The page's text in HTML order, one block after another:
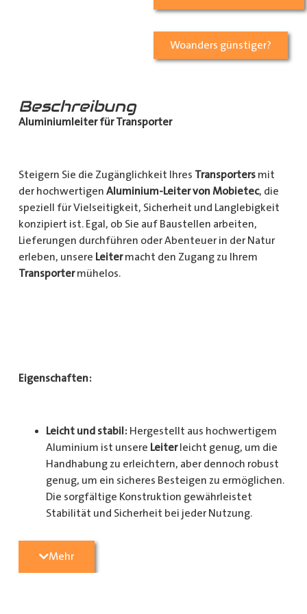
Woanders günstiger?
Beschreibung
Aluminiumleiter für Transporter
Steigern Sie die Zugänglichkeit Ihres Transportersmit
der hochwertigen Aluminium-Leiter von Mobietec, die
speziell für Vielseitigkeit, Sicherheit und Langlebigkeit
konzipiert ist. Egal, ob Sie auf Baustellen arbeiten,
Lieferungen durchführen oder Abenteuer in der Natur
erleben, unsere Leitermacht den Zugang zu Ihrem
Transportermühelos.
Eigenschaften:
Leicht und stabil: Hergestellt aus hochwertigem
Aluminium ist unsere Leiterleicht genug, um die
Handhabung zu erleichtern, aber dennoch robust
genug, um ein sicheres Besteigen zu ermöglichen.
Die sorgfältige Konstruktion gewährleistet
Stabilität und Sicherheit bei jeder Nutzung.
Mehr